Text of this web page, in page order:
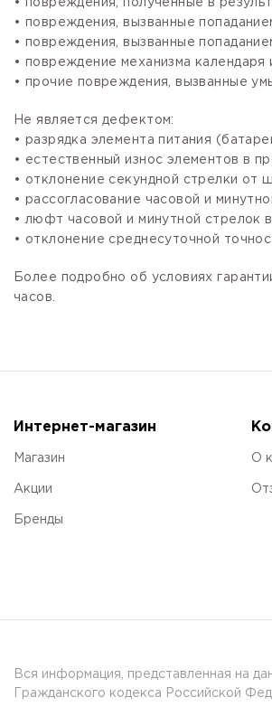
• повреждения, полученные в
• повреждения, вызванные
• повреждения, вызванные
• повреждение механизма
• прочие повреждения, вызванные
Не является дефектом:
• разрядка элемента питания
• естественный износ элементов в
• отклонение секундной стрелки от
• рассогласование часовой и
• люфт часовой и минутной стрелок
• отклонение среднесуточной
Более подробно об условиях
часов.
Интернет-магазин
Магазин
Акции
Бренды
О
Вся информация, представленная на
Гражданского кодекса Российской